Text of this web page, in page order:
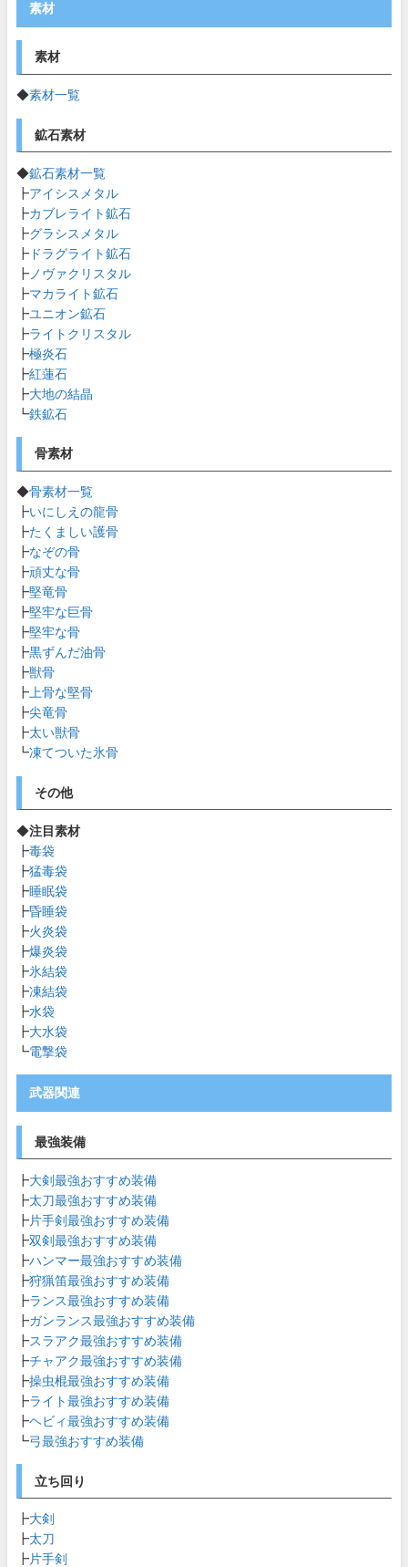
素材
素材
◆素材一覧
鉱石素材
◆鉱石素材一覧
┣アイシスメタル
┣カブレライト鉱石
┣グラシスメタル
┣ ドラグライト鉱石
┣ ノヴァクリスタル
┣マカライト鉱石
┣ユニオン鉱石
┣ライトクリスタル
┣極炎石
┣紅蓮石
┣大地の結晶
┗鉄鉱石
骨素材
◆骨素材一覧
┣いにしえの龍骨
┣たくましい護骨
┣なぞの骨
┣頑丈な骨
┣堅竜骨
┣堅牢な巨骨
┣堅牢な骨
┣黒ずんだ油骨
┣獣骨
┣ 上骨な堅骨
┣尖竜骨
┣太い獣骨
┗凍てついた氷骨
その他
◆注目素材
┣毒袋
┣猛毒袋
┣睡眠袋
┣昏睡袋
┣火炎袋
┣爆炎袋
┣氷結袋
┣凍結袋
┣水袋
┣大水袋
┗電撃袋
武器関連
最強装備
┣大剣最強おすすめ装備
┣太刀最強おすすめ装備
┣ 片手剣最強おすすめ装備
┣双剣最強おすすめ装備
┣ハンマー最強おすすめ装備
┣狩猟笛最強おすすめ装備
┣ランス最強おすすめ装備
┣ガンランス最強おすすめ装備
┣スラアク最強おすすめ装備
┣チャアク最強おすすめ装備
┣操虫棍最強おすすめ装備
┣ライト最強おすすめ装備
┣ヘビィ最強おすすめ装備
┗弓最強おすすめ装備
立ち回り
┣大剣
┣太刀
┣片手剣